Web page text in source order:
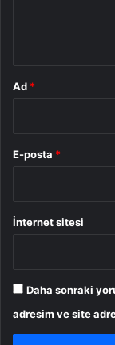
Ad *
E-posta *
İnternet sitesi
Daha sonraki
adresim ve site